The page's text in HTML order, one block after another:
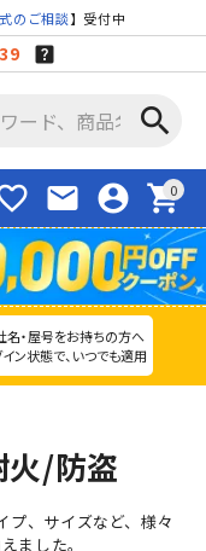
のご相談】受付中
search
mail account_circle shopping_cart
名・屋号をお持ちの方へ
ン状態で、いつでも適用
火/防盗
プ、サイズなど、様々
ました。